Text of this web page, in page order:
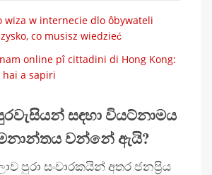
wiza w internecie dlo ôbywateli
co musisz wiedzieć
online pî cittadini di Hong Kong:
a sapiri
සඳහා වියට්නාමය
වන්නේ ඇයි?
පුරා සංචාරකයින් අතර ජනප්‍රිය